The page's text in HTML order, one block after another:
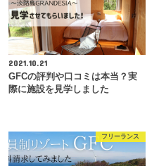
2021.10.21
GFCの評判や口コミは本当？実
際に施設を見学しました
フリーランス